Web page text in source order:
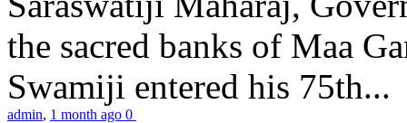
the sacred banks of Maa
Swamiji entered his 75th...
admin, 1 month ago 0